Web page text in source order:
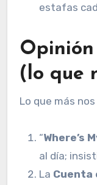
estafas
Opinión
(lo que
Lo que más
“Where’s
al día;
La Cuenta